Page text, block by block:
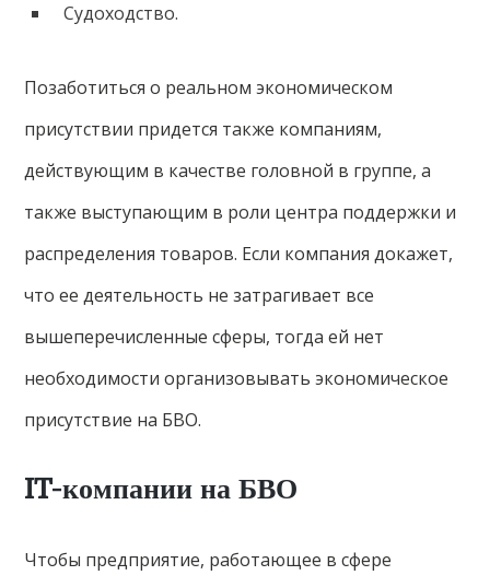
Судоходство.
Позаботиться о реальном экономическом
присутствии придется также компаниям,
действующим в качестве головной в группе, а
также выступающим в роли центра поддержки и
распределения товаров. Если компания докажет,
что ее деятельность не затрагивает все
вышеперечисленные сферы, тогда ей нет
необходимости организовывать экономическое
присутствие на БВО.
IT-компании на БВО
Чтобы предприятие, работающее в сфере